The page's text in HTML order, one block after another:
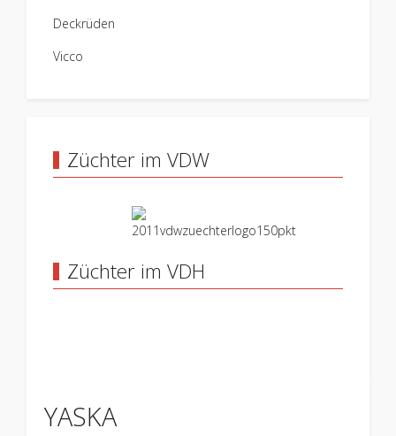
Deckrüden
Vicco
Züchter im VDW
Züchter im VDH
YASKA